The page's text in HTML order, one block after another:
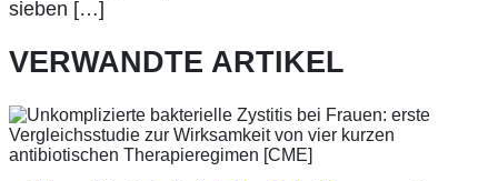
sieben […]
VERWANDTE ARTIKEL